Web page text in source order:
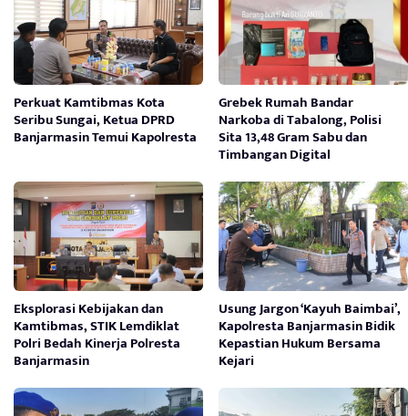
Perkuat Kamtibmas Kota
Seribu Sungai, Ketua DPRD
Banjarmasin Temui Kapolresta
Grebek Rumah Bandar
Narkoba di Tabalong, Polisi
Sita 13,48 Gram Sabu dan
Timbangan Digital
Eksplorasi Kebijakan dan
Kamtibmas, STIK Lemdiklat
Polri Bedah Kinerja Polresta
Banjarmasin
Usung Jargon ‘Kayuh Baimbai’,
Kapolresta Banjarmasin Bidik
Kepastian Hukum Bersama
Kejari